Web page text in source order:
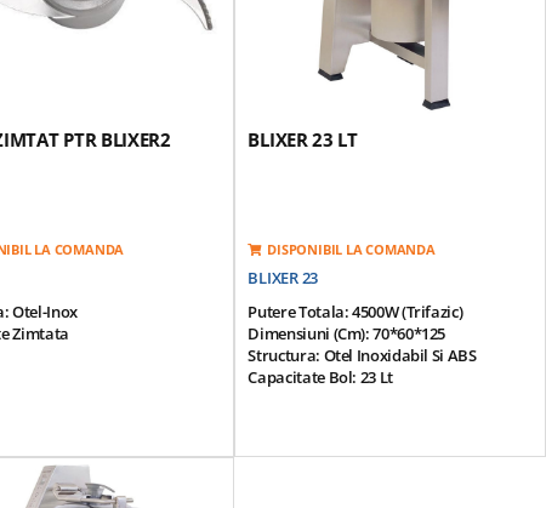
PTR BLIXER2
LA COMANDA
Otel-Inox
Zimtata
BLIXER 23 LT
DISPONIBIL LA COMANDA
BLIXER 23
Putere Totala: 4500W (trifazic)
Dimensiuni (cm): 70*60*125
Structura: Otel Inoxidabil Si ABS
Capacitate Bol: 23 Lt
Tensiune De Alimentare: 380V/50Hz